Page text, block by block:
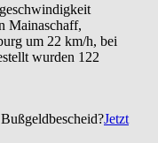
Mainaschaff,
um 22 km/h, bei
wurden 122
Jetzt